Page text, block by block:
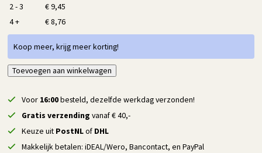
2 - 3
€9,45
4 +
€8,76
Koop meer, krijg meer korting!
Detailrs
Stuk
aantal
Toevoegen aan winkelwagen
Voor 16:00besteld, dezelfde werkdag verzonden!
Gratis verzending vanaf € 40,-
Keuze uit PostNLof DHL
Makkelijk betalen: iDEAL/Wero, Bancontact, en PayPal